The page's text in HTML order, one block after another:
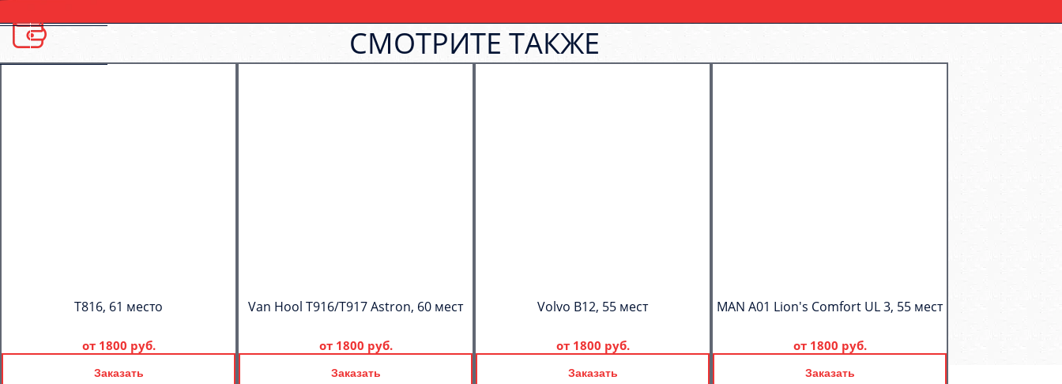
СМОТРИТЕ ТАКЖЕ
T816, 61 место
от 1800 руб.
Заказать
Van Hool T916/T917 Astron, 60 мест
от 1800 руб.
Заказать
Volvo B12, 55 мест
от 1800 руб.
Заказать
MAN A01 Lion's Comfort UL 3, 55 мест
от 1800 руб.
Заказать